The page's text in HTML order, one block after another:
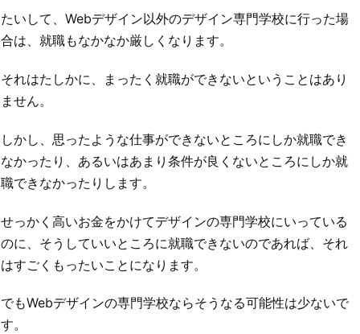
たいして、Webデザイン以外のデザイン専門学校に行った場
合は、就職もなかなか厳しくなります。
それはたしかに、まったく就職ができないということはあり
ません。
しかし、思ったような仕事ができないところにしか就職でき
なかったり、あるいはあまり条件が良くないところにしか就
職できなかったりします。
せっかく高いお金をかけてデザインの専門学校にいっている
のに、そうしていいところに就職できないのであれば、それ
はすごくもったいことになります。
でもWebデザインの専門学校ならそうなる可能性は少ないで
す。